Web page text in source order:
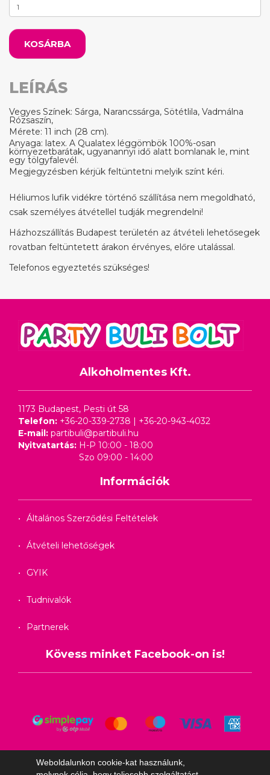
KOSÁRBA
LEÍRÁS
Vegyes Színek: Sárga, Narancssárga, Sötétlila, Vadmálna
Rózsaszín,
Mérete: 11 inch (28 cm).
Anyaga: latex. A Qualatex léggömbök 100%-osan
környezetbarátak, ugyanannyi idő alatt bomlanak le, mint
egy tölgyfalevél.
Megjegyzésben kérjük feltüntetni melyik színt kéri.
Héliumos lufik vidékre történő szállítása nem megoldható,
csak személyes átvétellel tudják megrendelni!
Házhozszállítás Budapest területén az átvételi lehetősegek
rovatban feltüntetett árakon érvényes, előre utalással.
Telefonos egyeztetés szükséges!
Alkoholmentes Kft.
1173 Budapest, Pesti út 58
Telefon: +36-20-339-2738 | +36-20-943-4032
E-mail: partibuli@partibuli.hu
Nyitvatartás: H-P 10:00 - 18:00
Szo 09:00 - 14:00
Információk
Általános Szerződési Feltételek
Átvételi lehetőségek
GYIK
Tudnivalók
Partnerek
Kövess minket Facebook-on is!
Weboldalunkon cookie-kat használunk,